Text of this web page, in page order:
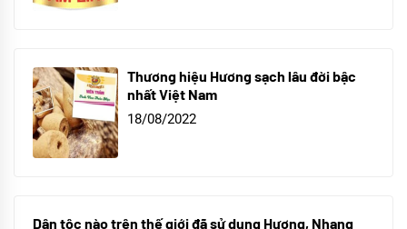
Thương hiệu Hương sạch lâu đời bậc
nhất Việt Nam
18/08/2022
Dân tộc nào trên thế giới đã sử dụng Hương, Nhang